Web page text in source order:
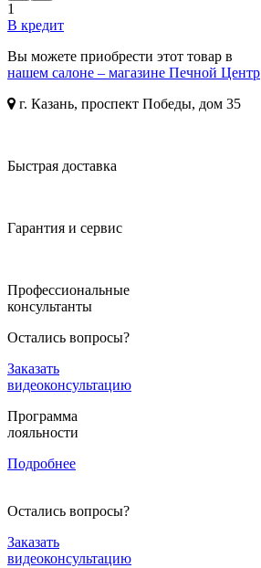
1
В кредит
Вы можете приобрести этот товар в
нашем салоне – магазине Печной Центр
г. Казань, проспект Победы, дом 35
Быстрая доставка
Гарантия и сервис
Профессиональные
консультанты
Остались вопросы?
Заказать
видеоконсультацию
Программа
лояльности
Подробнее
Остались вопросы?
Заказать
видеоконсультацию